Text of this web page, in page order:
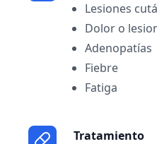
Lesiones
Dolor o
Adenopatías
Fiebre
Fatiga
Tratamiento